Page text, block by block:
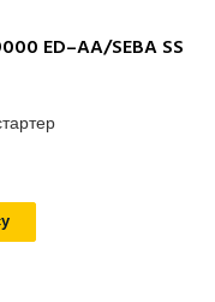
ED–AA/SEBA SS